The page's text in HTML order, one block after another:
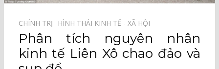
CHÍNH TRỊ⠀ HÌNH THÁI KINH TẾ - XÃ HỘI⠀
Phân tích nguyên nhân
kinh tế Liên Xô chao đảo và